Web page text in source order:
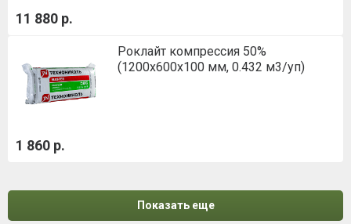
11 880 р.
Роклайт компрессия 50%
(1200х600х100 мм, 0.432 м3/уп)
1 860 р.
Показать еще